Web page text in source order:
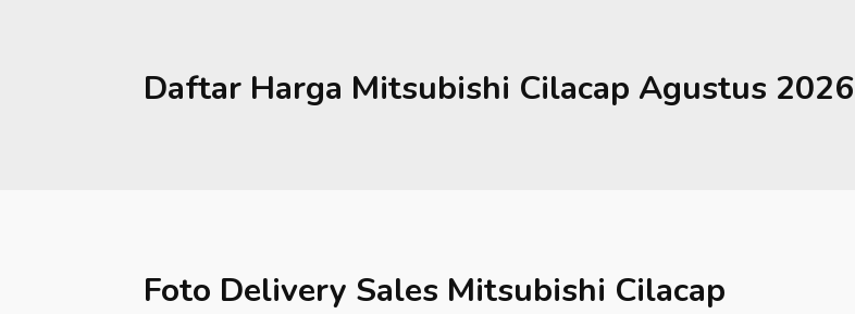
Daftar Harga Mitsubishi Cilacap Agustus 2026
Foto Delivery Sales Mitsubishi Cilacap